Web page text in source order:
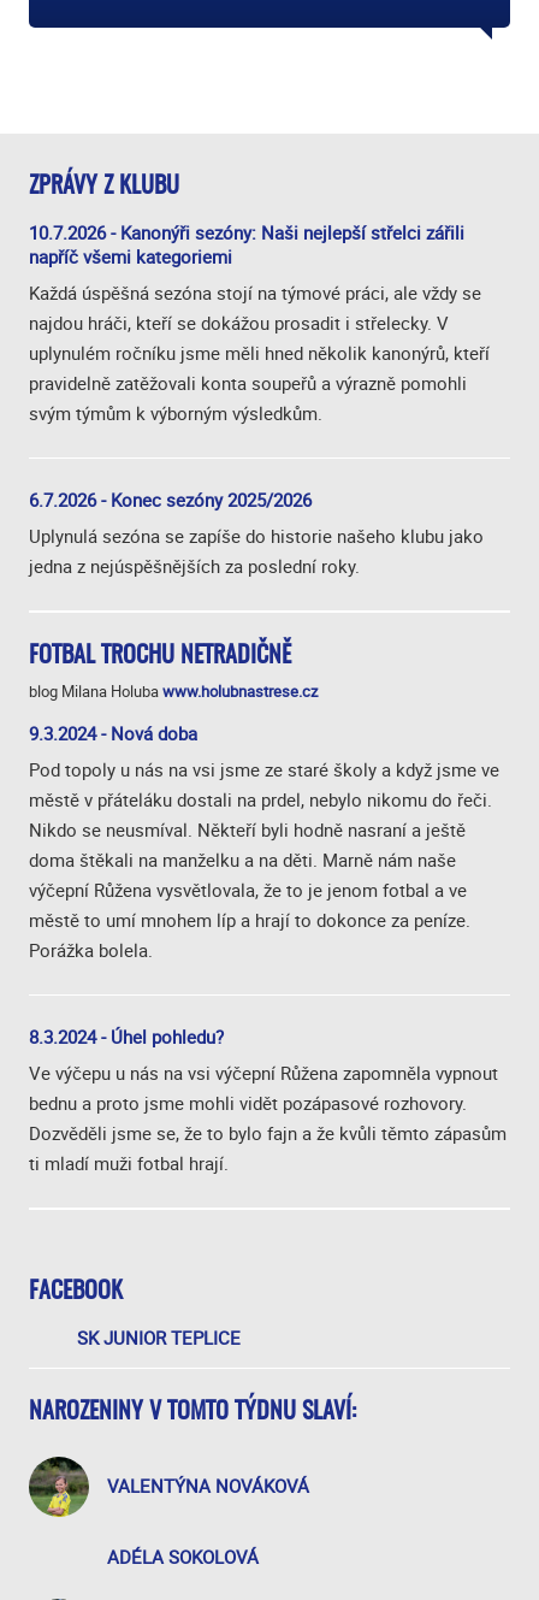
FACEBOOK
SK JUNIOR TEPLICE
NAROZENINY V TOMTO TÝDNU SLAVÍ:
VALENTÝNA NOVÁKOVÁ
ADÉLA SOKOLOVÁ
ZPRÁVY Z KLUBU
10.7.2026 - Kanonýři sezóny: Naši nejlepší střelci zářili
napříč všemi kategoriemi
Každá úspěšná sezóna stojí na týmové práci, ale vždy se
najdou hráči, kteří se dokážou prosadit i střelecky. V
uplynulém ročníku jsme měli hned několik kanonýrů, kteří
pravidelně zatěžovali konta soupeřů a výrazně pomohli
svým týmům k výborným výsledkům.
6.7.2026 - Konec sezóny 2025/2026
Uplynulá sezóna se zapíše do historie našeho klubu jako
jedna z nejúspěšnějších za poslední roky.
FOTBAL TROCHU NETRADIČNĚ
blog Milana Holubawww.holubnastrese.cz
9.3.2024 - Nová doba
Pod topoly u nás na vsi jsme ze staré školy a když jsme ve
městě v přáteláku dostali na prdel, nebylo nikomu do řeči.
Nikdo se neusmíval. Někteří byli hodně nasraní a ještě
doma štěkali na manželku a na děti. Marně nám naše
výčepní Růžena vysvětlovala, že to je jenom fotbal a ve
městě to umí mnohem líp a hrají to dokonce za peníze.
Porážka bolela.
8.3.2024 - Úhel pohledu?
Ve výčepu u nás na vsi výčepní Růžena zapomněla vypnout
bednu a proto jsme mohli vidět pozápasové rozhovory.
Dozvěděli jsme se, že to bylo fajn a že kvůli těmto zápasům
ti mladí muži fotbal hrají.